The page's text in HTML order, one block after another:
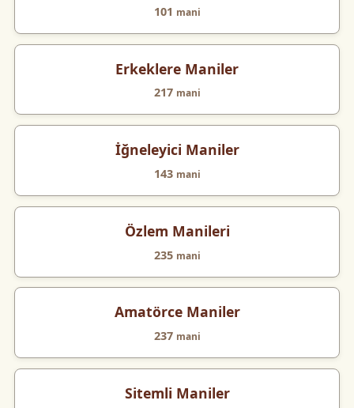
101 mani
Erkeklere Maniler
217 mani
İğneleyici Maniler
143 mani
Özlem Manileri
235 mani
Amatörce Maniler
237 mani
Sitemli Maniler